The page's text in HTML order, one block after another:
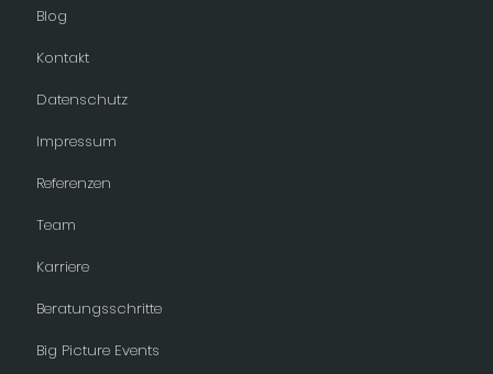
Referenzen
Team
Karriere
Beratungsschritte
Big Picture Events
Blog
Kontakt
Datenschutz
Impressum